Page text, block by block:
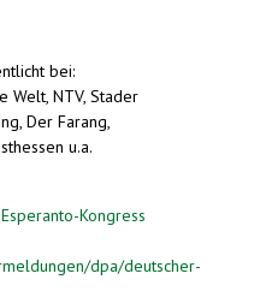
bei:
Welt, NTV, Stader
Der Farang,
u.a.
Kongress
dpa/deutscher-
is external)